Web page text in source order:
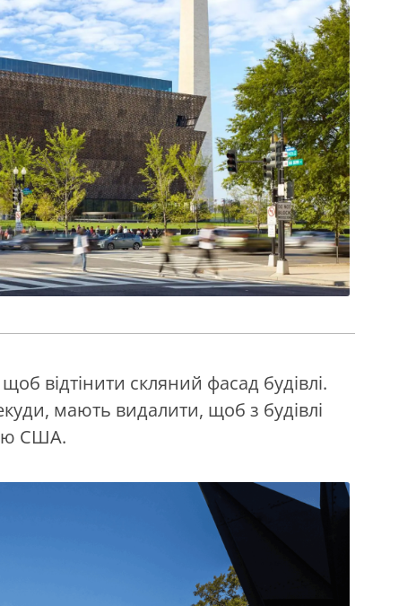
відтінити скляний фасад будівлі.
мають видалити, щоб з будівлі
США.